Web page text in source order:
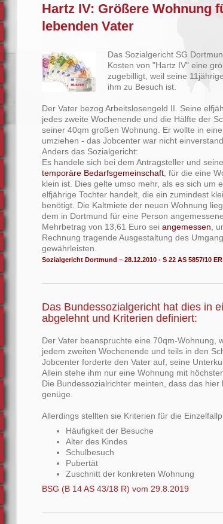
Hartz IV: Größere Wohnung
lebenden Vater
Das Sozialgericht SG
Kosten von "Hartz IV" eine
zugebilligt, weil seine
ihm zu Besuch ist.
Der Vater bezog Arbeitslosengeld II. Seine
jedes zweite Wochenende und die Hälfte der
seiner 40qm großen Wohnung. Er wollte in
umziehen - das Jobcenter war nicht
Anders das Sozialgericht:
Es handele sich bei dem Antragsteller und
temporäre Bedarfsgemeinschaft, für die eine
klein ist. Dies gelte umso mehr, als es sich um
elfjährige Tochter handelt, die ein zumindest
benötigt. Die Kaltmiete der neuen Wohnung
dem in Dortmund für eine Person
Mehrbetrag von 13,61 Euro seiangemessen,
Rechnung tragende Ausgestaltung des
gewährleisten.
Sozialgericht Dortmund – 28.12.2010 - S 22 AS 5857/10 ER
Das Bundessozialgericht hat dies in
abgelehnt und Kriterien definiert:
Der Vater beanspruchte eine 70qm-Wohnung,
jedem zweiten Wochenende und teils in den
Jobcenter forderte den Vater auf, seine
Allein stehe ihm nur eine Wohnung mit
Die Bundessozialrichter meinten, dass das hier
genüge.
Allerdings stellten sie Kriterien für die
Häufigkeit der Besuche
Alter des Kindes
Schulbesuch
Pubertät
Zuschnitt der konkreten Wohnung
BSG (B 14 AS 43/18 R) vom 29.8.2019